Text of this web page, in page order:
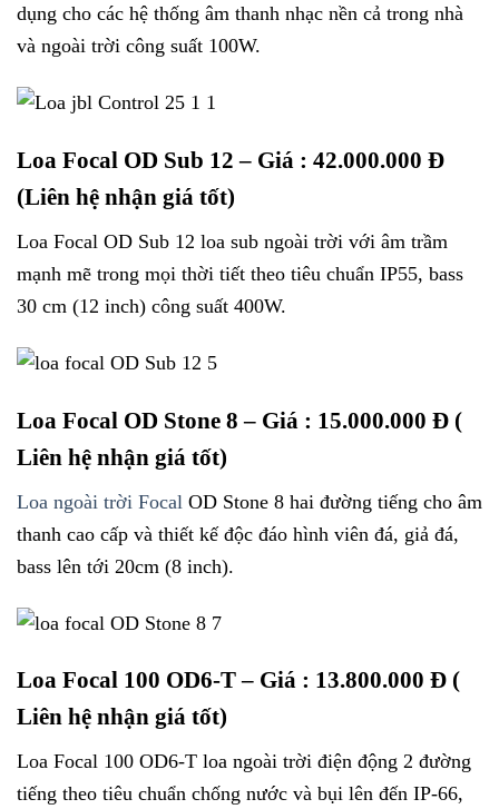
dụng cho các hệ thống âm thanh nhạc nền cả trong nhà
và ngoài trời công suất 100W.
Loa Focal OD Sub 12 – Giá : 42.000.000 Đ
(Liên hệ nhận giá tốt)
Loa Focal OD Sub 12 loa sub ngoài trời với âm trầm
mạnh mẽ trong mọi thời tiết theo tiêu chuẩn IP55, bass
30 cm (12 inch) công suất 400W.
Loa Focal OD Stone 8 – Giá : 15.000.000 Đ (
Liên hệ nhận giá tốt)
Loa ngoài trời Focal OD Stone 8 hai đường tiếng cho âm
thanh cao cấp và thiết kế độc đáo hình viên đá, giả đá,
bass lên tới 20cm (8 inch).
Loa Focal 100 OD6-T– Giá : 13.800.000 Đ (
Liên hệ nhận giá tốt)
Loa Focal 100 OD6-T loa ngoài trời điện động 2 đường
tiếng theo tiêu chuẩn chống nước và bụi lên đến IP-66,